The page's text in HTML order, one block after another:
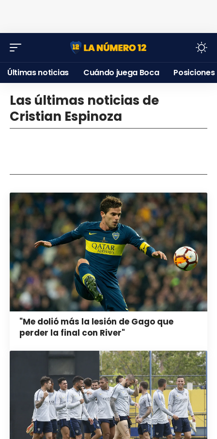
Últimas noticias Cuándo juega Boca Posiciones
Las últimas noticias de
Cristian Espinoza
"Me dolió más la lesión de Gago que
perder la final con River"